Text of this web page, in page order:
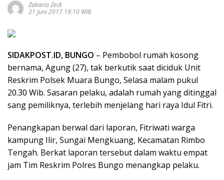
Zakaria Zeck
21 Juni 2017 19:10 WIB
SIDAKPOST.ID, BUNGO – Pembobol rumah kosong
bernama, Agung (27), tak berkutik saat diciduk Unit
Reskrim Polsek Muara Bungo, Selasa malam pukul
20.30 Wib. Sasaran pelaku, adalah rumah yang ditinggal
sang pemiliknya, terlebih menjelang hari raya Idul Fitri.
Penangkapan berwal dari laporan, Fitriwati warga
kampung Ilir, Sungai Mengkuang, Kecamatan Rimbo
Tengah. Berkat laporan tersebut dalam waktu empat
jam Tim Reskrim Polres Bungo menangkap pelaku.